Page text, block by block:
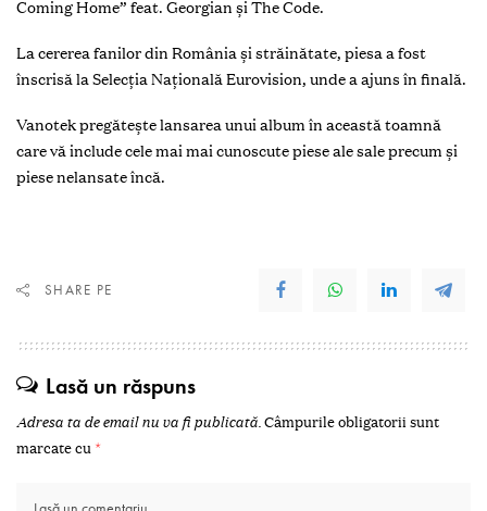
Coming Home” feat. Georgian și The Code.
La cererea fanilor din România și străinătate, piesa a fost
înscrisă la Selecția Națională Eurovision, unde a ajuns în finală.
Vanotek pregătește lansarea unui album în această toamnă
care vă include cele mai mai cunoscute piese ale sale precum și
piese nelansate încă.
SHARE PE
Lasă un răspuns
Adresa ta de email nu va fi publicată.Câmpurile obligatorii sunt
marcate cu *